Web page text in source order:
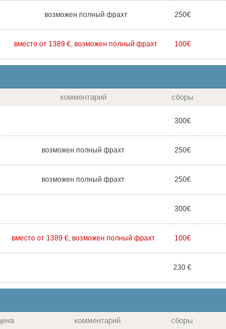
возможен полный фрахт 250€
вместо от 1389 €, возможен полный фрахт 100€
комментарий сборы
300€
возможен полный фрахт 250€
возможен полный фрахт 250€
300€
вместо от 1389 €, возможен полный фрахт 100€
230 €
комментарий сборы